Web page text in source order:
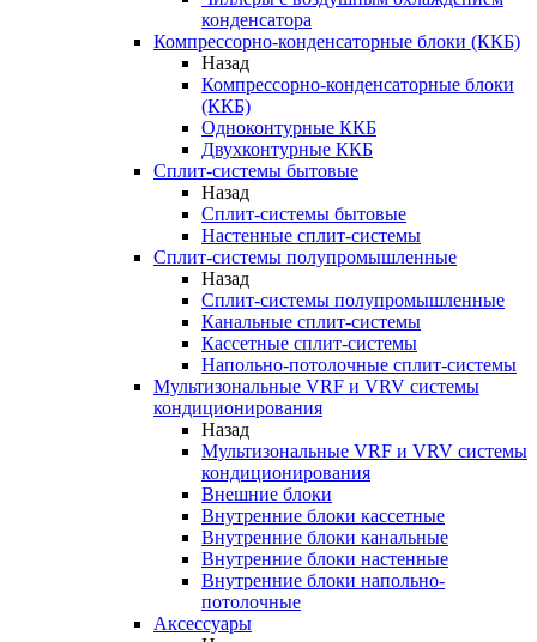
конденсатора
Компрессорно-конденсаторные блоки (ККБ)
Назад
Компрессорно-конденсаторные блоки
(ККБ)
Одноконтурные ККБ
Двухконтурные ККБ
Сплит-системы бытовые
Назад
Сплит-системы бытовые
Настенные сплит-системы
Сплит-системы полупромышленные
Назад
Сплит-системы полупромышленные
Канальные сплит-системы
Кассетные сплит-системы
Напольно-потолочные сплит-системы
Мультизональные VRF и VRV системы
кондиционирования
Назад
Мультизональные VRF и VRV системы
кондиционирования
Внешние блоки
Внутренние блоки кассетные
Внутренние блоки канальные
Внутренние блоки настенные
Внутренние блоки напольно-
потолочные
Аксессуары